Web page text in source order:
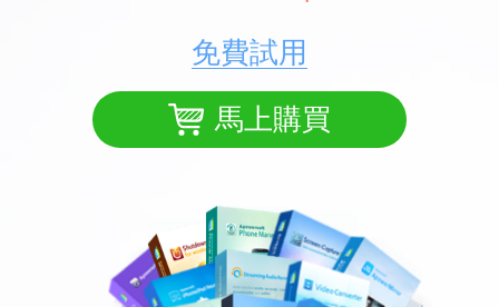
免費試用
馬上購買